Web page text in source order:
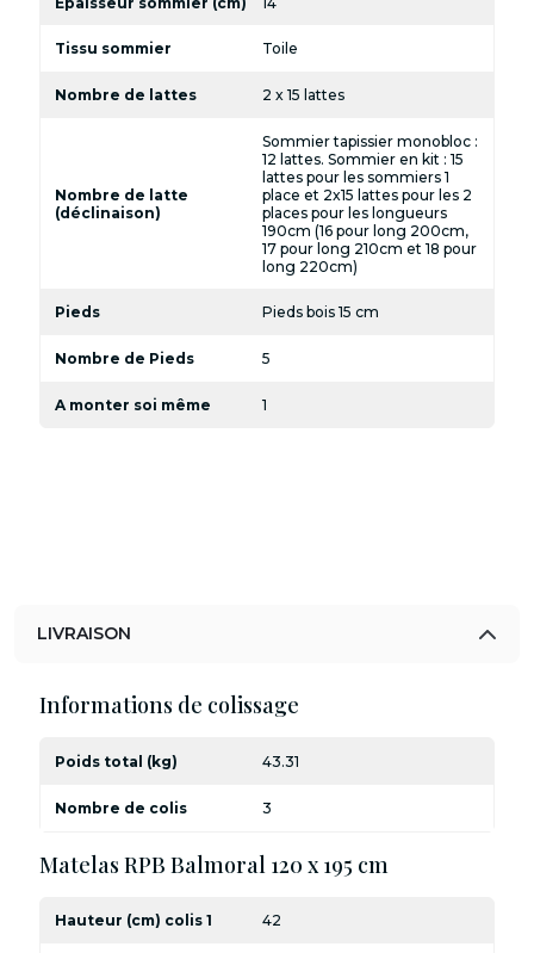
Tissu sommier Toile
Nombre de lattes 2 x 15 lattes
Nombre de latte
(déclinaison)
Sommier tapissier monobloc :
12 lattes. Sommier en kit : 15
lattes pour les sommiers 1
place et 2x15 lattes pour les 2
places pour les longueurs
190cm (16 pour long 200cm,
17 pour long 210cm et 18 pour
long 220cm)
Pieds Pieds bois 15 cm
Nombre de Pieds 5
A monter soi même 1
LIVRAISON
Informations de colissage
Poids total (kg) 43.31
Nombre de colis 3
Matelas RPB Balmoral 120 x 195 cm
Hauteur (cm) colis 1 42